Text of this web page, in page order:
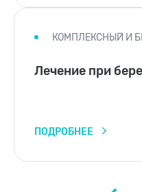
КОМПЛЕКСНЫЙ И
Лечение при
ПОДРОБНЕЕ